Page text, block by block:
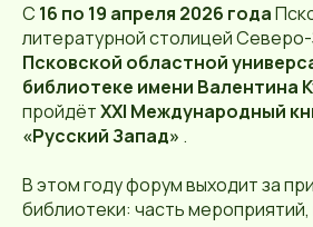
С 16 по 19 апреля 2026 года
литературной столицей
Псковской областной
библиотеке имени Валентина
пройдётXXI Международный
«Русский Запад» .
В этом году форум выходит за
библиотеки: часть